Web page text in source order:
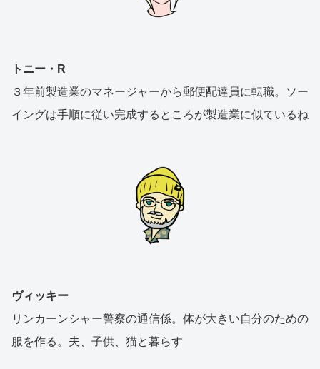
トニー・R
３年前製造業のマネージャーから郵便配達員に転職。ソー
イングは手順に従い完成するところが製造業に似ているね
ヴィッキー
リンカーンシャー警察の通信係。体が大きい自分のための
服を作る。夫、子供、猫と暮らす